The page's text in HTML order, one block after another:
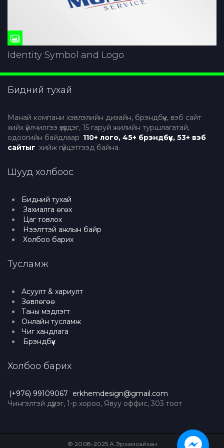
Identity Symbol and Logo
Бидний тухай
Манай компани хэвлэлийн дизайн, брэндбүүк, вэб сайт
хийх үйлчилгээ үзүүлдэг, 15 гаруй жилийн туршлагатай,
одоогийн байдлаар 110+ лого, 45+ брэндбүүк, 53+ вэб
сайтыг хийж гүйцэтгээд байна.
Шууд холбоос
Бидний тухай
Захиалга өгөх
Цаг товлох
Нээлттэй ажлын байр
Холбоо барих
Тусламж
Асуулт & хариулт
Зөвлөгөө
Таны мэдлэгт
Онлайн тусламж
Чиг хандлага
Брэндбүүк
Холбоо барих
(+976) 99109067
erkhemdesign@gmail.com
Чингэлтэй дүүрэг, 1-р хороо, Явуу оффис, 303 тоот
© 2008-2025 А.Эрхэмсайхан